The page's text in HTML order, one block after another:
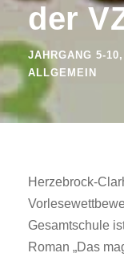
der
JAHRGANG 5-10,
ALLGEMEIN
Herzebrock-
Gesamtschule
Roman „Das